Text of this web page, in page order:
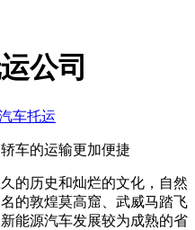
公司
车托运
车的运输更加便捷
的历史和灿烂的文化，自然
的敦煌莫高窟、武威马踏飞
能源汽车发展较为成熟的省